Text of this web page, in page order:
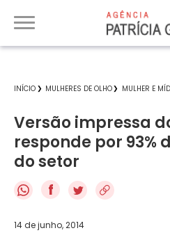
INÍCIO MULHERES DE OLHO MULHER E
Versão impressa
responde por 93%
do setor
f
14 de junho, 2014